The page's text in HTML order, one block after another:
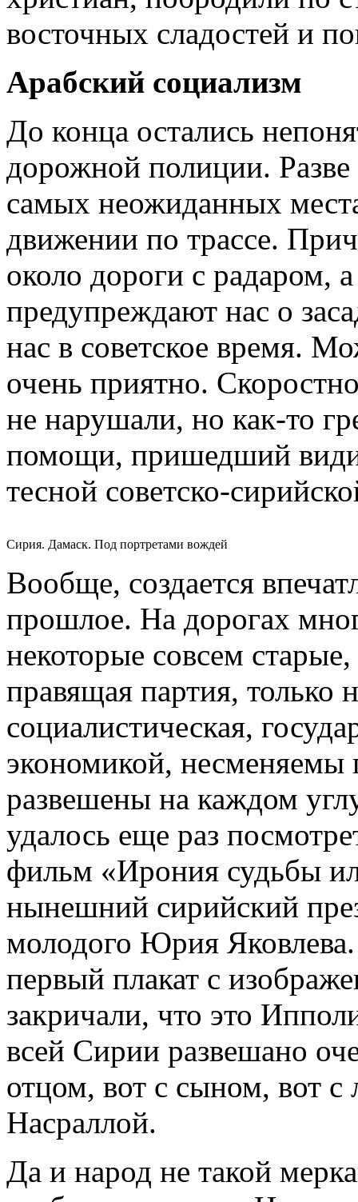
восточных сладостей и
Арабский социализм
До конца остались
дорожной полиции. Разве
самых неожиданных
движении по трассе.
около дороги с радаром,
предупреждают нас о
нас в советское время.
очень приятно.
не нарушали, но как-то
помощи, пришедший
тесной советско-
Сирия. Дамаск. Под портретами вождей
Вообще, создается
прошлое. На дорогах
некоторые совсем
правящая партия, только
социалистическая,
экономикой, несменяемы
развешены на каждом
удалось еще раз
фильм «Ирония судьбы
нынешний сирийский
молодого Юрия
первый плакат с
закричали, что это
всей Сирии развешано
отцом, вот с сыном, вот
Насраллой.
Да и народ не такой